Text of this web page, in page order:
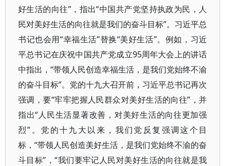
好生活的向往”，指出“中国共产党坚持执政为民，人
民对美好生活的向往就是我们的奋斗目标”。习近平总
书记也会用“幸福生活”替换“美好生活”。例如，习近
平总书记在庆祝中国共产党成立95周年大会上的讲话
中指出，“带领人民创造幸福生活，是我们党始终不渝
的奋斗目标”。党的十九大召开前，习近平总书记再次
强调，要“牢牢把握人民群众对美好生活的向往”，并
指出“人民生活显著改善，对美好生活的向往更加强
烈”。党的十九大以来，我们党反复强调这个目
标，“带领人民创造美好生活，是我们党始终不渝的奋
斗目标”，“我们要牢记人民对美好生活的向往就是我